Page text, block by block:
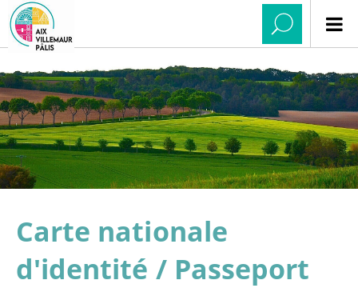
Carte nationale
d'identité / Passeport